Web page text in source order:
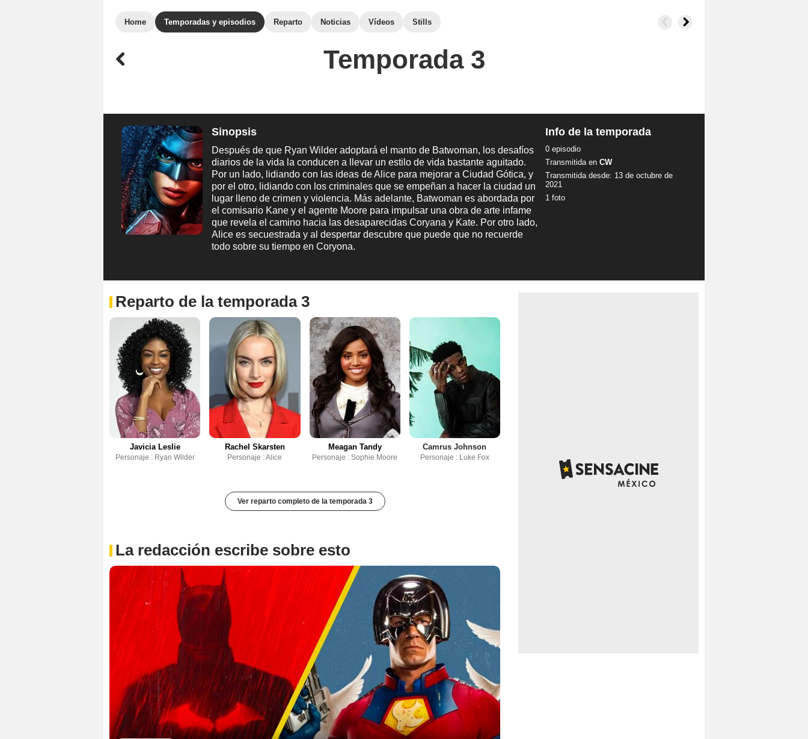
Home Temporadas y episodios Reparto Noticias Vídeos Stills
Temporada 3
Sinopsis
Después de que Ryan Wilder adoptará el manto de Batwoman, los desafíos
diarios de la vida la conducen a llevar un estilo de vida bastante aguitado.
Por un lado, lidiando con las ideas de Alice para mejorar a Ciudad Gótica, y
por el otro, lidiando con los criminales que se empeñan a hacer la ciudad un
lugar lleno de crimen y violencia. Más adelante, Batwoman es abordada por
el comisario Kane y el agente Moore para impulsar una obra de arte infame
que revela el camino hacia las desaparecidas Coryana y Kate. Por otro lado,
Alice es secuestrada y al despertar descubre que puede que no recuerde
todo sobre su tiempo en Coryona.
Info de la temporada
0 episodio
Transmitida enCW
Transmitida desde: 13 de octubre de
2021
1 foto
Reparto de la temporada 3
Javicia Leslie
Personaje : Ryan Wilder
Rachel Skarsten
Personaje : Alice
Meagan Tandy
Personaje : Sophie Moore
Camrus Johnson
Personaje : Luke Fox
Ver reparto completo de la temporada 3
La redacción escribe sobre esto